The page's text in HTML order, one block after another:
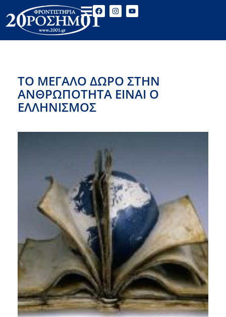
ΤΟ ΜΕΓΑΛΟ ΔΩΡΟ ΣΤΗΝ
ΑΝΘΡΩΠΟΤΗΤΑ ΕΙΝΑΙ Ο
ΕΛΛΗΝΙΣΜΟΣ